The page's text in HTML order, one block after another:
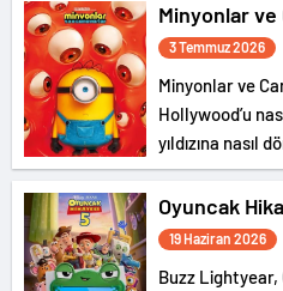
Minyonlar ve
3 Temmuz 2026
Minyonlar ve
Hollywood’u
yıldızına nasıl
nasıl berbat
salarak kaosa
gürültülü ve
Oyuncak
19 Haziran 2026
Buzz Lightyear,